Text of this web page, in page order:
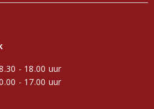
- 18.00 uur
- 17.00 uur